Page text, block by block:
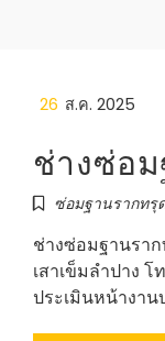
26 ส.ค. 2025
ช่างซ่อ
ซ่อมฐานรากทรุ
ช่างซ่อมฐานราก
เสาเข็มลำปาง
ประเมินหน้างาน